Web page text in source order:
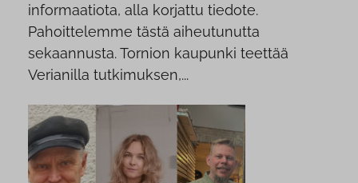
informaatiota, alla korjattu tiedote.
Pahoittelemme tästä aiheutunutta
sekaannusta. Tornion kaupunki teettää
Verianilla tutkimuksen,...